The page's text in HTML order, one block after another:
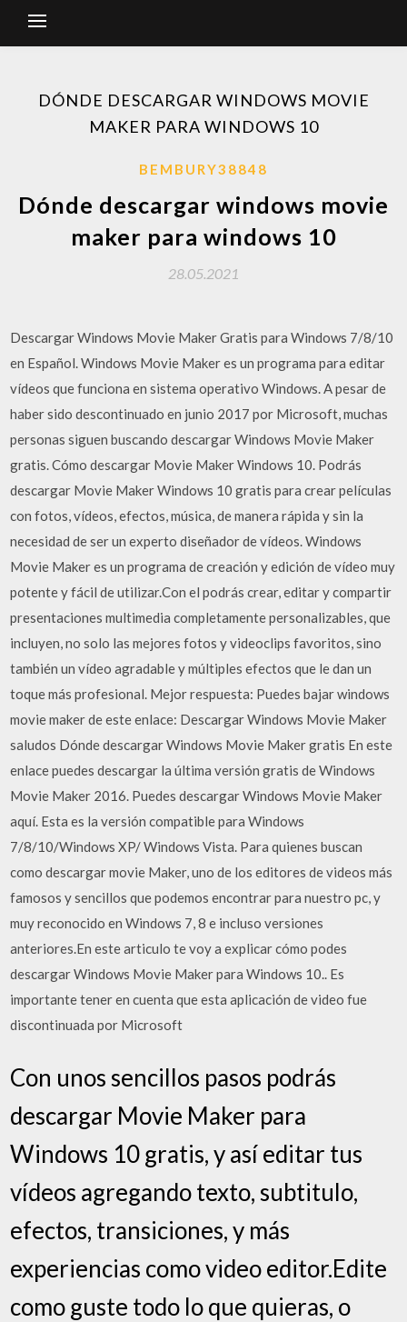
DÓNDE DESCARGAR WINDOWS MOVIE
MAKER PARA WINDOWS 10
BEMBURY38848
Dónde descargar windows movie
maker para windows 10
28.05.2021
Descargar Windows Movie Maker Gratis para Windows 7/8/10
en Español. Windows Movie Maker es un programa para editar
vídeos que funciona en sistema operativo Windows. A pesar de
haber sido descontinuado en junio 2017 por Microsoft, muchas
personas siguen buscando descargar Windows Movie Maker
gratis. Cómo descargar Movie Maker Windows 10. Podrás
descargar Movie Maker Windows 10 gratis para crear películas
con fotos, vídeos, efectos, música, de manera rápida y sin la
necesidad de ser un experto diseñador de vídeos. Windows
Movie Maker es un programa de creación y edición de vídeo muy
potente y fácil de utilizar.Con el podrás crear, editar y compartir
presentaciones multimedia completamente personalizables, que
incluyen, no solo las mejores fotos y videoclips favoritos, sino
también un vídeo agradable y múltiples efectos que le dan un
toque más profesional. Mejor respuesta: Puedes bajar windows
movie maker de este enlace: Descargar Windows Movie Maker
saludos Dónde descargar Windows Movie Maker gratis En este
enlace puedes descargar la última versión gratis de Windows
Movie Maker 2016. Puedes descargar Windows Movie Maker
aquí. Esta es la versión compatible para Windows
7/8/10/Windows XP/ Windows Vista. Para quienes buscan
como descargar movie Maker, uno de los editores de videos más
famosos y sencillos que podemos encontrar para nuestro pc, y
muy reconocido en Windows 7, 8 e incluso versiones
anteriores.En este articulo te voy a explicar cómo podes
descargar Windows Movie Maker para Windows 10.. Es
importante tener en cuenta que esta aplicación de video fue
discontinuada por Microsoft
Con unos sencillos pasos podrás
descargar Movie Maker para
Windows 10 gratis, y así editar tus
vídeos agregando texto, subtitulo,
efectos, transiciones, y más
experiencias como video editor.Edite
como guste todo lo que quieras, o